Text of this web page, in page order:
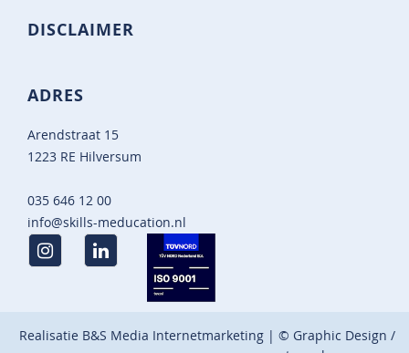
DISCLAIMER
ADRES
Arendstraat 15
1223 RE Hilversum
035 646 12 00
info@skills-meducation.nl
Realisatie B&S Media Internetmarketing | © Graphic Design /